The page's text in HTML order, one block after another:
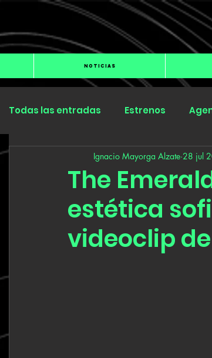
NOTICIAS
Todas las entradas Estrenos
Especiales Submit
The
estética
videoclip de
Ignacio Mayorga Alzate 28 jul